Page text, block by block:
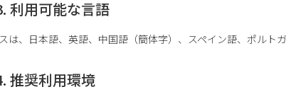
利用可能な言語
は、⽇本語、英語、中国語（簡体字）、スペイン語、ポルト
推奨利用環境